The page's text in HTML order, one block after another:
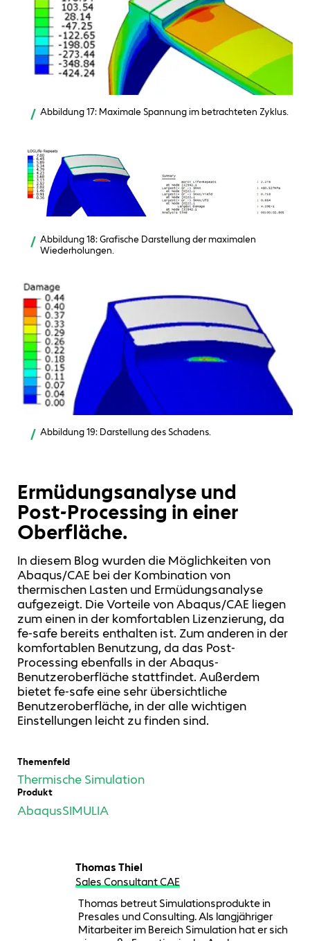
Themenfeld
Thermische Simulation
Produkt
AbaqusSIMULIA
Abbildung 17: Maximale Spannung im betrachteten Zyklus.
Abbildung 18: Grafische Darstellung der maximalen
Wiederholungen.
Abbildung 19: Darstellung des Schadens.
Ermüdungsanalyse und
Post‑Processing in einer
Oberfläche.
In diesem Blog wurden die Möglichkeiten von
Abaqus/CAE bei der Kombination von
thermischen Lasten und Ermüdungsanalyse
aufgezeigt. Die Vorteile von Abaqus/CAE liegen
zum einen in der komfortablen Lizenzierung, da
fe-safe bereits enthalten ist. Zum anderen in der
komfortablen Benutzung, da das Post-
Processing ebenfalls in der Abaqus-
Benutzeroberfläche stattfindet. Außerdem
bietet fe-safe eine sehr übersichtliche
Benutzeroberfläche, in der alle wichtigen
Einstellungen leicht zu finden sind.
Thomas Thiel
Sales Consultant CAE
Thomas betreut Simulationsprodukte in
Presales und Consulting. Als langjähriger
Mitarbeiter im Bereich Simulation hat er sich